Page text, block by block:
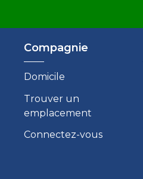
Compagnie
Domicile
Trouver un
emplacement
Connectez-vous